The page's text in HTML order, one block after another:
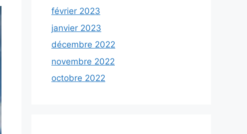
février 2023
janvier 2023
décembre 2022
novembre 2022
octobre 2022